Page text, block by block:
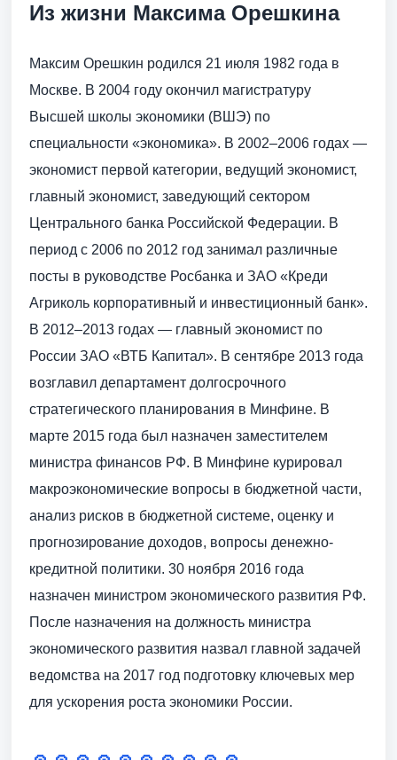
Из жизни Максима Орешкина
Максим Орешкин родился 21 июля 1982 года в
Москве. В 2004 году окончил магистратуру
Высшей школы экономики (ВШЭ) по
специальности «экономика». В 2002–2006 годах —
экономист первой категории, ведущий экономист,
главный экономист, заведующий сектором
Центрального банка Российской Федерации. В
период с 2006 по 2012 год занимал различные
посты в руководстве Росбанка и ЗАО «Креди
Агриколь корпоративный и инвестиционный банк».
В 2012–2013 годах — главный экономист по
России ЗАО «ВТБ Капитал». В сентябре 2013 года
возглавил департамент долгосрочного
стратегического планирования в Минфине. В
марте 2015 года был назначен заместителем
министра финансов РФ. В Минфине курировал
макроэкономические вопросы в бюджетной части,
анализ рисков в бюджетной системе, оценку и
прогнозирование доходов, вопросы денежно-
кредитной политики. 30 ноября 2016 года
назначен министром экономического развития РФ.
После назначения на должность министра
экономического развития назвал главной задачей
ведомства на 2017 год подготовку ключевых мер
для ускорения роста экономики России.